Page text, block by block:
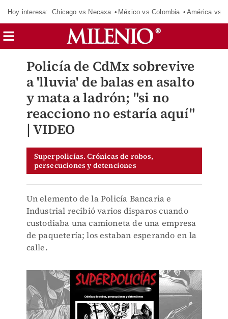
Hoy interesa: Chicago vs Necaxa México vs Colombia América vs
Policía de CdMx sobrevive
a 'lluvia' de balas en asalto
y mata a ladrón; "si no
reacciono no estaría aquí"
| VIDEO
Superpolicías. Crónicas de robos,
persecuciones y detenciones
Un elemento de la Policía Bancaria e
Industrial recibió varios disparos cuando
custodiaba una camioneta de una empresa
de paquetería; los estaban esperando en la
calle.